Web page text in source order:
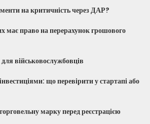
на критичність через ДАР?
має право на перерахунок грошового
військовослужбовців
що перевірити у стартапі або
марку перед реєстрацією